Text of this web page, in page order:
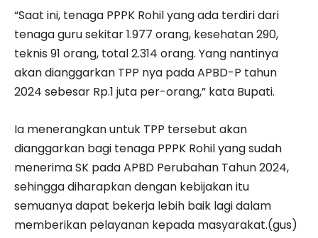
“Saat ini, tenaga PPPK Rohil yang ada terdiri dari
tenaga guru sekitar 1.977 orang, kesehatan 290,
teknis 91 orang, total 2.314 orang. Yang nantinya
akan dianggarkan TPP nya pada APBD-P tahun
2024 sebesar Rp.1 juta per-orang,” kata Bupati.
Ia menerangkan untuk TPP tersebut akan
dianggarkan bagi tenaga PPPK Rohil yang sudah
menerima SK pada APBD Perubahan Tahun 2024,
sehingga diharapkan dengan kebijakan itu
semuanya dapat bekerja lebih baik lagi dalam
memberikan pelayanan kepada masyarakat.(gus)